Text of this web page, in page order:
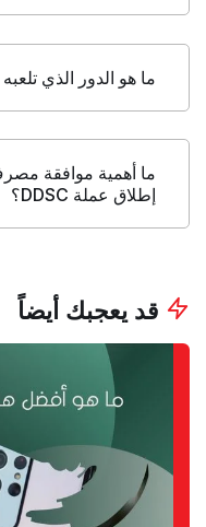
ما هو الدور الذي تلعبه Finstreet في هذه الشراكة؟
ما أهمية موافقة
إطلاق عملة DDSC؟
قد يعجبك أيضاً